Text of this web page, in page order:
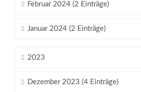
Februar 2024 (2 Einträge)
Januar 2024 (2 Einträge)
2023
Dezember 2023 (4 Einträge)